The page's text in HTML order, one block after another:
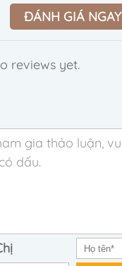
ĐÁNH GIÁ NGAY
reviews yet.